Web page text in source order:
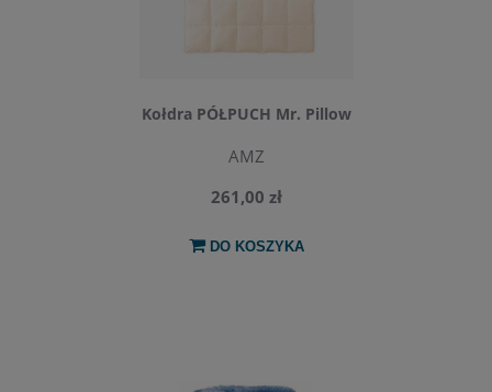
Kołdra PÓŁPUCH Mr. Pillow
AMZ
261,00 zł
DO KOSZYKA